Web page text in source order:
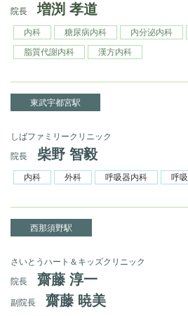
院長
増渕 孝道
内科 糖尿病内科 内分泌内科
脂質代謝内科
漢方内科
東武宇都宮駅
しばファミリークリニック
院長
柴野 智毅
内科 外科 呼吸器内科 呼
西那須野駅
さいとうハート＆キッズクリニック
院長
齋藤 淳一
副院長 齋藤 暁美